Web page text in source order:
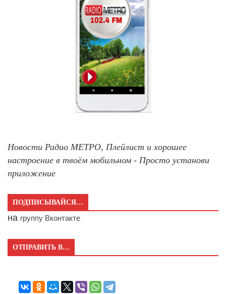
Новости Радио МЕТРО, Плейлист и хорошее
настроение в твоём мобильном - Просто установи
приложение
ПОДПИСЫВАЙСЯ…
на группу Вконтакте
ОТПРАВИТЬ В…